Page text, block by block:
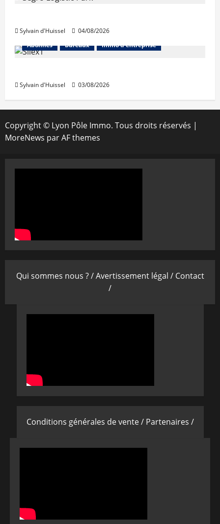
Sylvain d'Huissel
04/08/2026
Abonnés
Bureaux Immo d'entreprise
Sylvain d'Huissel 03/08/2026
Copyright © Lyon Pôle Immo. Tous droits réservés |
MoreNews par AF themes
Qui sommes nous ? /Avertissement légal / Contact
/
Conditions générales de vente / Partenaires /